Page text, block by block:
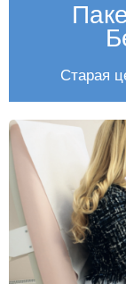
Старая